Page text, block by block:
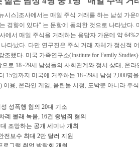
자"
시스]조사에서는 매일 주식 거래를 하는 남성 가운
경향이 있다" 는 문항에 동의한 것으로 나타났다.
에서 매일 주식을 거래하는 응답자 가운데 약 64%
나타났다. 다만 연구진은 주식 거래 자체가 정신적
했다. 미국 가족연구소(Institute for Family
로 18~29세 남성들의 사회관계와 정서 상태, 온
15일까지 미국에 거주하는 18~29세 남성 2,000명
용, 온라인 게임, 음란물 시청, 도박뿐 아니라 주식
성폭행 혐의 20대 기소
례 몰래 녹음, 16건 중범죄 혐의
조망하는 공개 세미나 개최
전보수 최대 2만 달러 지원
로그램 취업 박람회 개최